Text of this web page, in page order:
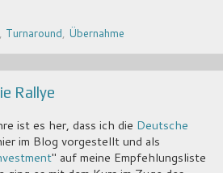
, Turnaround, Übernahme
Rallye
ist es her, dass ich die Deutsche
im Blog vorgestellt und als
" auf meine Empfehlungsliste